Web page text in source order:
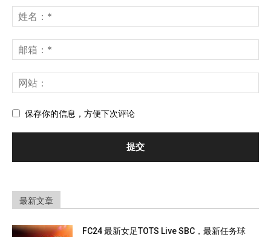
保存你的信息，方便下次评论
最新文章
FC24 最新女足TOTS Live SBC，最新任务球